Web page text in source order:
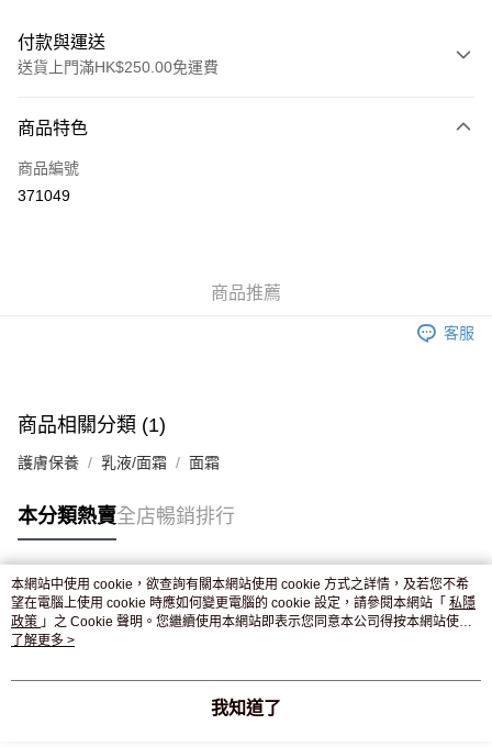
付款與運送
送貨上門滿HK$250.00免運費
信用卡
Apple Pay
付款後門市自取，訂單確認後2-4個工作天到店，7天內取。逾期後
商品特色
商品編號
371049
商品推薦
客服
商品相關分類 (1)
護膚保養 乳液/面霜 面霜
本分類熱賣全店暢銷排行
熱門標籤
熱銷排行
本網站中使用 cookie，欲查詢有關本網站使用 cookie 方式之詳情，及若您不希
望在電腦上使用 cookie 時應如何變更電腦的 cookie 設定，請參閱本網站「 私隱
政策 」之 Cookie 聲明。您繼續使用本網站即表示您同意本公司得按本網站使用
條款之 Cookie 聲明使用 cookie。
了解更多 >
我知道了